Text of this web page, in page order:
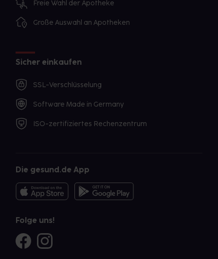
Freie Wahl der Apotheke
Große Auswahl an Apotheken
Sicher einkaufen
SSL-Verschlüsselung
Software Made in Germany
ISO-zertifiziertes Rechenzentrum
Die gesund.de App
Folge uns!